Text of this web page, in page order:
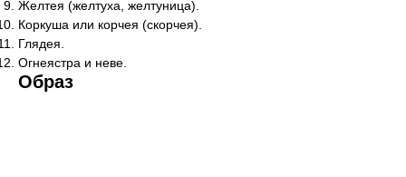
Желтея (желтуха, желтуница).
Коркуша или корчея (скорчея).
Глядея.
Огнеястра и неве.
Образ